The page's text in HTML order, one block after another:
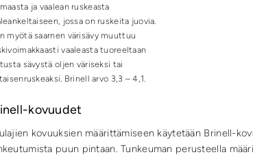
ja vaalean ruskeasta
jossa on ruskeita juovia.
myötä saarnen värisävy muuttuu
vaaleasta tuoreeltaan
sävystä oljen väriseksi tai
Brinell arvo 3,3 – 4,1.
kovuudet
kovuuksien määrittämiseen käytetään Brinell-
puun pintaan. Tunkeuman perusteella